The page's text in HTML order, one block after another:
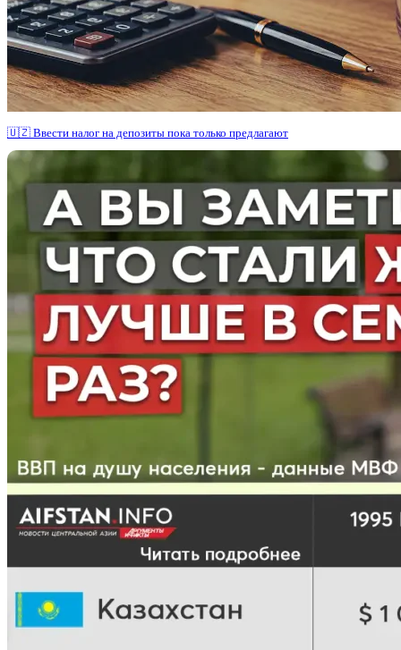
🇺🇿 Ввести налог на депозиты пока только предлагают